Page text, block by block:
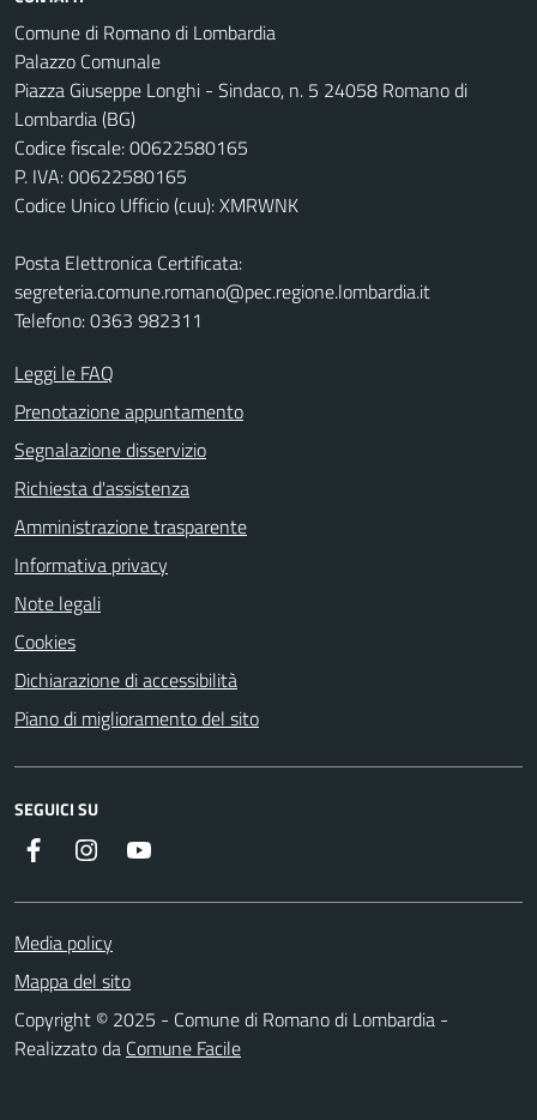
Comune di Romano di Lombardia
Palazzo Comunale
Piazza Giuseppe Longhi - Sindaco, n. 5 24058 Romano di
Lombardia (BG)
Codice fiscale: 00622580165
P. IVA: 00622580165
Codice Unico Ufficio (cuu): XMRWNK
Posta Elettronica Certificata:
segreteria.comune.romano@pec.regione.lombardia.it
Telefono: 0363 982311
Leggi le FAQ
Prenotazione appuntamento
Segnalazione disservizio
Richiesta d'assistenza
Amministrazione trasparente
Informativa privacy
Note legali
Cookies
Dichiarazione di accessibilità
Piano di miglioramento del sito
SEGUICI SU
Facebook Instagram
Media policy
Mappa del sito
Copyright © 2025 - Comune di Romano di Lombardia -
Realizzato da Comune Facile